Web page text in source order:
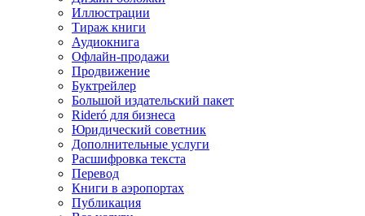
Иллюстрации
Тираж книги
Аудиокнига
Офлайн-продажи
Продвижение
Буктрейлер
Большой издательский пакет
Rideró для бизнеса
Юридический советник
Дополнительные услуги
Расшифровка текста
Перевод
Книги в аэропортах
Публикация